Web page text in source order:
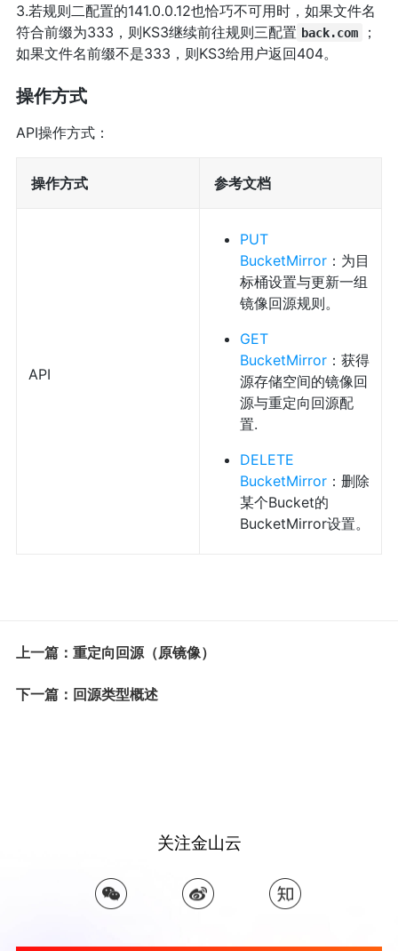
3.若规则二配置的141.0.0.12也恰巧不可用时，如果文件名
符合前缀为333，则KS3继续前往规则三配置 back.com
；
如果文件名前缀不是333，则KS3给用户返回404。
操作方式
API操作方式：
操作方式 参考文档
API
PUT
BucketMirror：为目
标桶设置与更新一组
镜像回源规则。
GET
BucketMirror：获得
源存储空间的镜像回
源与重定向回源配
置.
DELETE
BucketMirror：删除
某个Bucket的
BucketMirror设置。
上一篇：重定向回源（原镜像）
下一篇：回源类型概述
关注金山云